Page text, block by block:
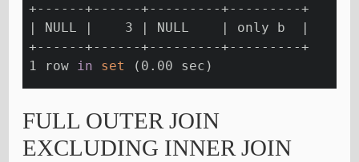
+------+------+---------+---------+
| NULL |    3 | NULL    | only b  |
+------+------+---------+---------+
1 row in set (0.00 sec)
FULL OUTER JOIN
EXCLUDING INNER JOIN